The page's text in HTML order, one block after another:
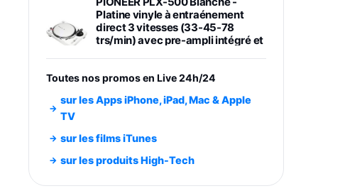
Platine vinyle à entraénement
direct 3 vitesses (33-45-78
trs/min) avec pre-ampli intégré et
Smartphone SAMSUNG Galaxy
Smartphone SAMSUNG Galaxy
S26+ Violet 256Go
749,99€1240,43€Fnac (Vendeur Tiers)
Toutes nos promos en Live 24h/24
sur les Apps iPhone, iPad, Mac & Apple
TV
sur les films iTunes
sur les produits High-Tech